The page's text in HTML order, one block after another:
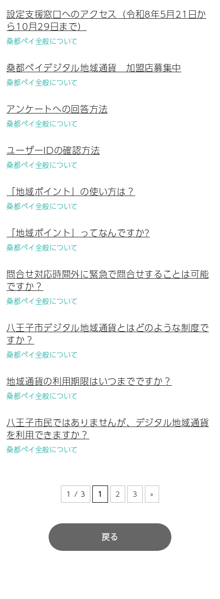
設定支援窓口へのアクセス（令和8年5月21日か
ら10月29日まで）
桑都ペイ全般について
桑都ペイデジタル地域通貨 加盟店募集中
桑都ペイ全般について
アンケートへの回答方法
桑都ペイ全般について
ユーザーIDの確認方法
桑都ペイ全般について
「地域ポイント」の使い方は？
桑都ペイ全般について
「地域ポイント」ってなんですか?
桑都ペイ全般について
問合せ対応時間外に緊急で問合せすることは可能
ですか？
桑都ペイ全般について
八王子市デジタル地域通貨とはどのような制度で
すか？
桑都ペイ全般について
地域通貨の利用期限はいつまでですか？
桑都ペイ全般について
八王子市民ではありませんが、デジタル地域通貨
を利用できますか？
桑都ペイ全般について
1 / 3 1 2 3 »
戻る